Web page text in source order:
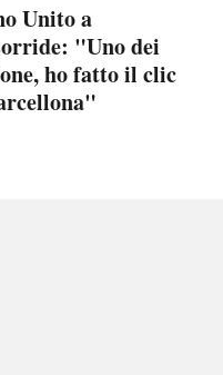
Unito a
"Uno dei
ho fatto il clic